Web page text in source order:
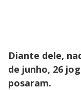
Diante dele,
de junho, 26
posaram.